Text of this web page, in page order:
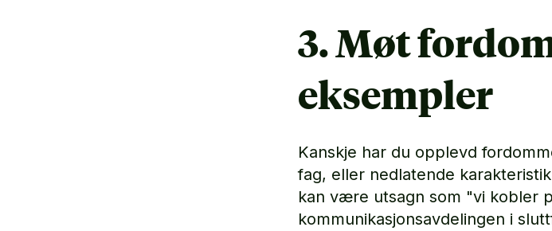
3. Møt
eksempler
Kanskje har du opplevd
fag, eller nedlatende
kan være utsagn som "vi kobler
kommunikasjonsavdelingen i